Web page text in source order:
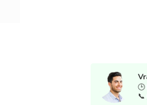
🕒
📞